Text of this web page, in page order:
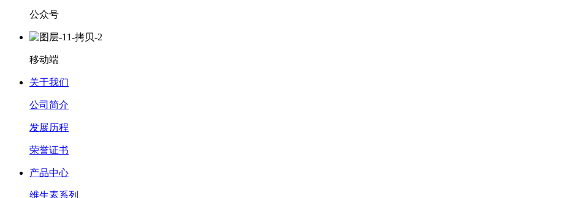
公众号
移动端
关于我们
公司简介
发展历程
荣誉证书
产品中心
维生素系列